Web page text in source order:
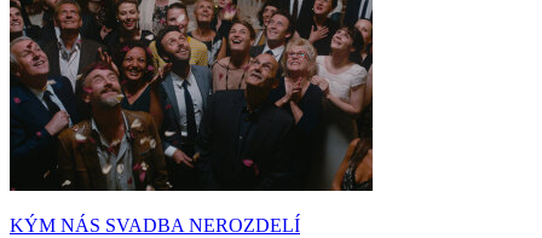
KÝM NÁS SVADBA NEROZDELÍ